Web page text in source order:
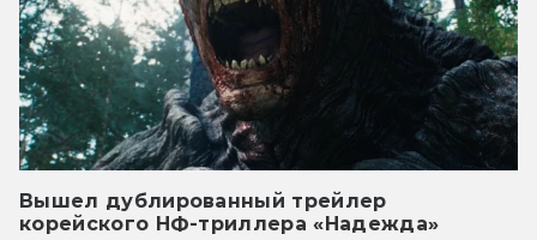
Вышел дублированный трейлер
корейского НФ-триллера «Надежда»